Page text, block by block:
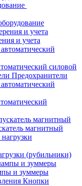
и учета
силовой
Предохранители
магнитный
(рубильники)
и зуммеры
Кнопки